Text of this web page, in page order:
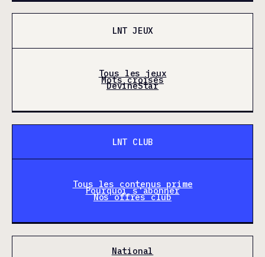
LNT JEUX
Tous les jeux
Mots croisés
DevineStar
LNT CLUB
Tous les contenus prime
Pourquoi s'abonner
Nos offres club
National